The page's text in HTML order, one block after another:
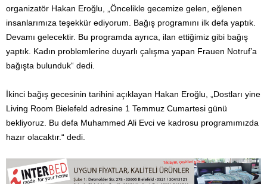
organizatör Hakan Eroğlu, „Öncelikle gecemize gelen, eğlenen
insanlarımıza teşekkür ediyorum. Bağış programını ilk defa yaptık.
Devamı gelecektir. Bu programda ayrıca, ilan ettiğimiz gibi bağış
yaptık. Kadın problemlerine duyarlı çalışma yapan Frauen Notruf’a
bağışta bulunduk“ dedi.
İkinci bağış gecesinin tarihini açıklayan Hakan Eroğlu, „Dostları yine
Living Room Bielefeld adresine 1 Temmuz Cumartesi günü
bekliyoruz. Bu defa Muhammed Ali Evci ve kadrosu programımızda
hazır olacaktır.“ dedi.